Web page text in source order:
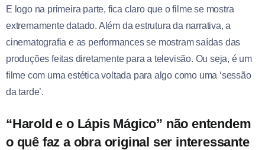
E logo na primeira parte, fica claro que o filme se mostra
extremamente datado. Além da estrutura da narrativa, a
cinematografia e as performances se mostram saídas das
produções feitas diretamente para a televisão. Ou seja, é um
filme com uma estética voltada para algo como uma ‘sessão
da tarde’.
“Harold e o Lápis Mágico” não entendem
o quê faz a obra original ser interessante